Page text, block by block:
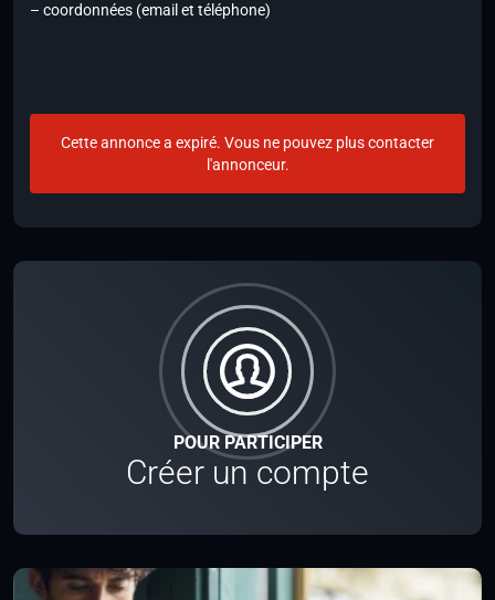
POUR PARTICIPER
Créer un compte
– coordonnées (email et téléphone)
Cette annonce a expiré. Vous ne pouvez plus contacter
l'annonceur.